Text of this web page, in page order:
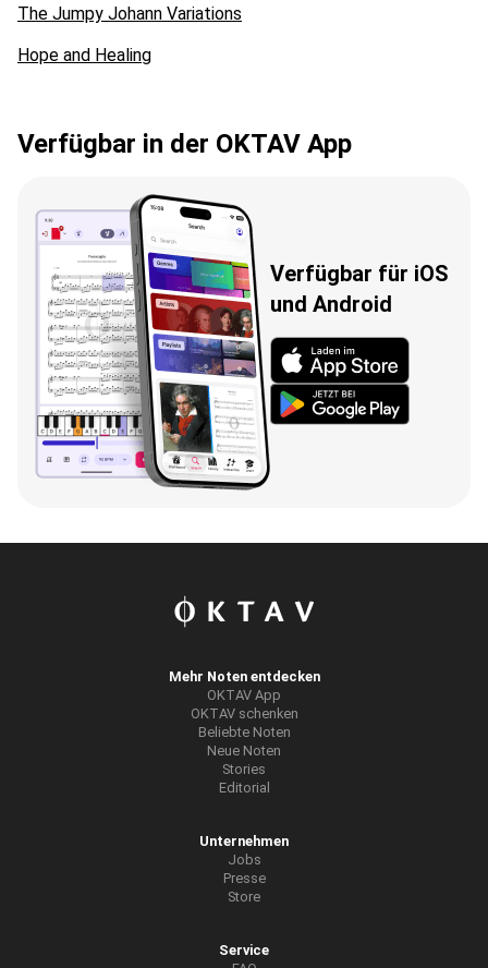
The Jumpy Johann Variations
Hope and Healing
Verfügbar in der OKTAV App
Verfügbar für iOS
und Android
Mehr Noten entdecken
OKTAV App
OKTAV schenken
Beliebte Noten
Neue Noten
Stories
Editorial
Unternehmen
Jobs
Presse
Store
Service